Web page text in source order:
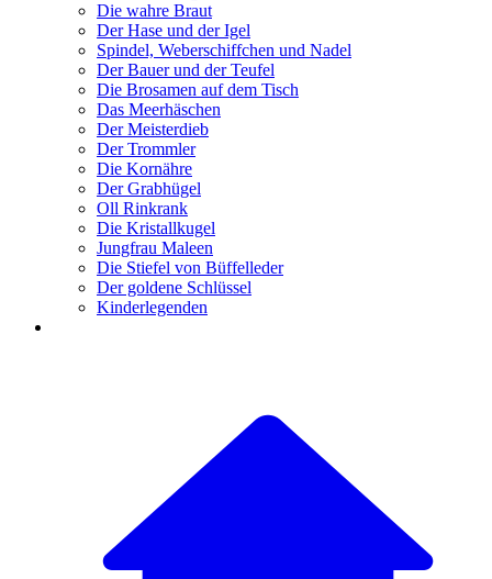
Die wahre Braut
Der Hase und der Igel
Spindel, Weberschiffchen und Nadel
Der Bauer und der Teufel
Die Brosamen auf dem Tisch
Das Meerhäschen
Der Meisterdieb
Der Trommler
Die Kornähre
Der Grabhügel
Oll Rinkrank
Die Kristallkugel
Jungfrau Maleen
Die Stiefel von Büffelleder
Der goldene Schlüssel
Kinderlegenden